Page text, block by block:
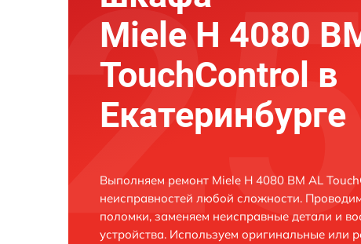
Miele H 4080
TouchControl в
Екатеринбурге
Выполняем ремонт Miele H 4080 BM AL
неисправностей любой сложности.
поломки, заменяем неисправные детали и
устройства. Используем оригинальные или